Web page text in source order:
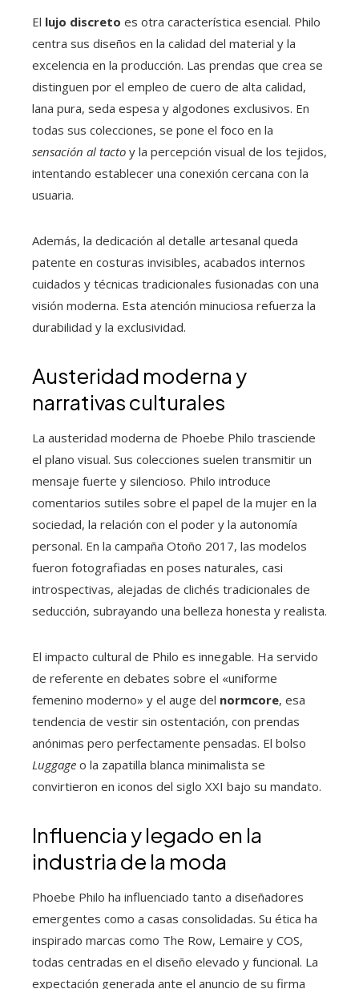
El lujo discreto es otra característica esencial. Philo
centra sus diseños en la calidad del material y la
excelencia en la producción. Las prendas que crea se
distinguen por el empleo de cuero de alta calidad,
lana pura, seda espesa y algodones exclusivos. En
todas sus colecciones, se pone el foco en la
sensación al tacto y la percepción visual de los tejidos,
intentando establecer una conexión cercana con la
usuaria.
Además, la dedicación al detalle artesanal queda
patente en costuras invisibles, acabados internos
cuidados y técnicas tradicionales fusionadas con una
visión moderna. Esta atención minuciosa refuerza la
durabilidad y la exclusividad.
Austeridad moderna y
narrativas culturales
La austeridad moderna de Phoebe Philo trasciende
el plano visual. Sus colecciones suelen transmitir un
mensaje fuerte y silencioso. Philo introduce
comentarios sutiles sobre el papel de la mujer en la
sociedad, la relación con el poder y la autonomía
personal. En la campaña Otoño 2017, las modelos
fueron fotografiadas en poses naturales, casi
introspectivas, alejadas de clichés tradicionales de
seducción, subrayando una belleza honesta y realista.
El impacto cultural de Philo es innegable. Ha servido
de referente en debates sobre el «uniforme
femenino moderno» y el auge del normcore, esa
tendencia de vestir sin ostentación, con prendas
anónimas pero perfectamente pensadas. El bolso
Luggage o la zapatilla blanca minimalista se
convirtieron en iconos del siglo XXI bajo su mandato.
Influencia y legado en la
industria de la moda
Phoebe Philo ha influenciado tanto a diseñadores
emergentes como a casas consolidadas. Su ética ha
inspirado marcas como The Row, Lemaire y COS,
todas centradas en el diseño elevado y funcional. La
expectación generada ante el anuncio de su firma